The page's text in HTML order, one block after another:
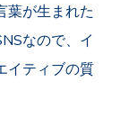
葉が生まれた
なので、イ
イティブの質